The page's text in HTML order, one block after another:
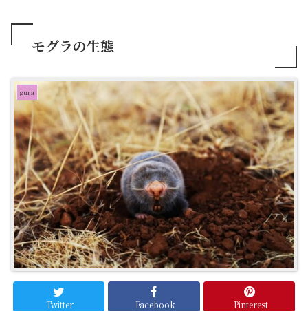
モグラの生態
gura
Twitter Facebook Pinterest